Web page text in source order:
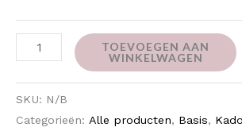
TOEVOEGEN AAN
WINKELWAGEN
SKU: N/B
Categorieën: Alle producten, Basis,